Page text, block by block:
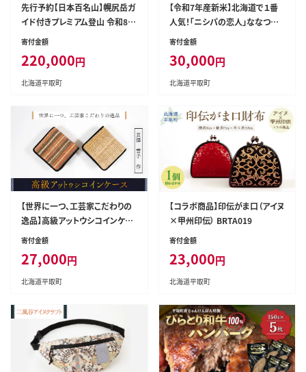
先行予約【日本百名山】幌尻岳ガ
イド付きプレミアム登山 令和8年
8月18（火）～19（水） BRTJ007
寄付金額
220,000円
北海道平取町
【令和7年産新米】北海道で１番
人気！「ニシパの恋人」ななつぼ
し10kg（10kg×1）BRTH014
寄付金額
30,000円
北海道平取町
【世界に一つ、工芸家こだわりの
逸品】高級アットウシコインケー
ス BRTA018
寄付金額
27,000円
北海道平取町
【コラボ商品】印伝がま口（アイヌ
×甲州印伝） BRTA019
寄付金額
23,000円
北海道平取町